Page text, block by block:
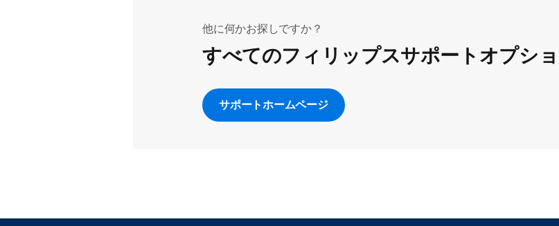
他に何かお探しですか？
すべてのフィリップスサポートオプシ
サポートホームページ